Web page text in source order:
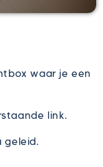
waar je een
link.
geleid.